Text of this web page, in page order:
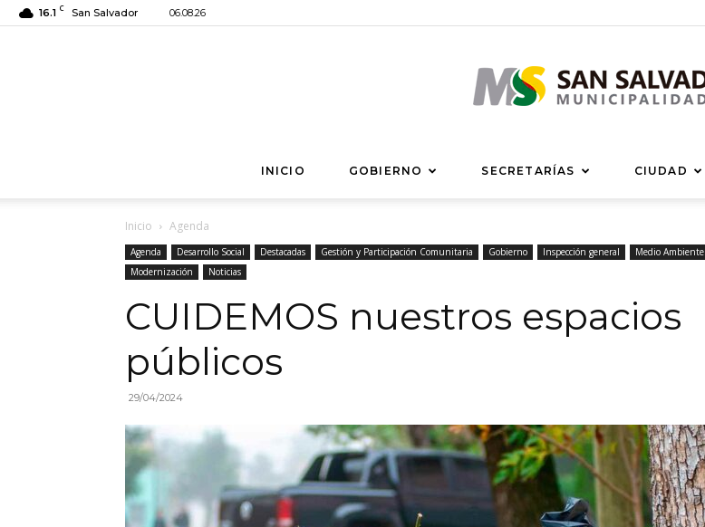
16.1 C San Salvador 06.08.26
Municipalidad
Salvador
INICIO GOBIERNO SECRETARÍAS CIUDAD
Inicio Agenda
Agenda Desarrollo Social Destacadas Gestión y Participación Comunitaria Gobierno Inspección general
Medio Ambiente
Modernización
Noticias
CUIDEMOS nuestros espacios
públicos
29/04/2024